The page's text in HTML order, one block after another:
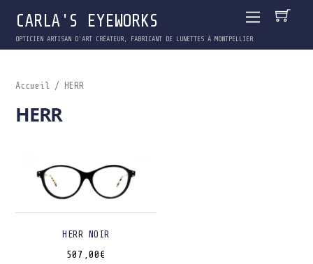
CARLA'S EYEWORKS
OPTICIEN ARTISAN D'ART CRÉATEUR, FABRICANT DE LUNETTES À MONTPELLIER
Accueil / HERR
HERR
HERR NOIR
507,00 €